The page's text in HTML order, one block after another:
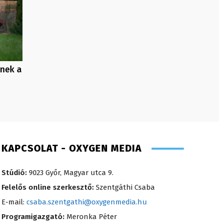
a
KAPCSOLAT - OXYGEN MEDIA
Stúdió: 9023 Győr, Magyar utca 9.
Felelős online szerkesztő: Szentgáthi Csaba
E-mail: csaba.szentgathi@oxygenmedia.hu
Programigazgató: Meronka Péter